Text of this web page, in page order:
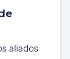
aliados